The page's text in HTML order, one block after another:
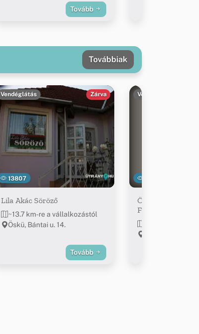
Tovább
Továbbiak
13807
Vendéglátás Zárva
Lila Akác Söröző
~13.7 km-re a vállalkozástól
Öskü, Bántai u. 14.
Tovább
Vendéglátás
Öskü
Főzőkonyha